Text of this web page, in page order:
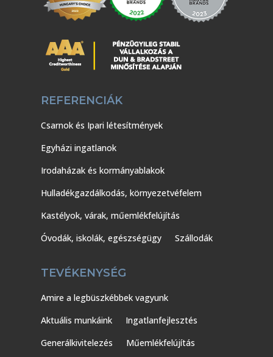
REFERENCIÁK
Csarnok és Ipari létesítmények
Egyházi ingatlanok
Irodaházak és kormányablakok
Hulladékgazdálkodás, környezetvéfelem
Kastélyok, várak, műemlékfelújítás
Óvodák, iskolák, egészségügy
Szállodák
TEVÉKENYSÉG
Amire a legbüszkébbek vagyunk
Aktuális munkáink
Ingatlanfejlesztés
Generálkivitelezés
Műemlékfelújítás